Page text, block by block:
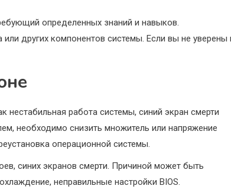
определенных знаний и навыков.
других компонентов системы. Если вы не уверены
нестабильная работа системы, синий экран смерти
необходимо снизить множитель или напряжение
операционной системы.
синих экранов смерти. Причиной может быть
неправильные настройки BIOS.